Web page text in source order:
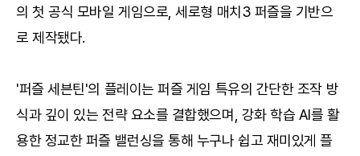
의 첫 공식 모바일 게임으로, 세로형 매치3 퍼즐을 기반으
로 제작됐다.
'퍼즐 세븐틴'의 플레이는 퍼즐 게임 특유의 간단한 조작 방
식과 깊이 있는 전략 요소를 결합했으며, 강화 학습 AI를 활
용한 정교한 퍼즐 밸런싱을 통해 누구나 쉽고 재미있게 플